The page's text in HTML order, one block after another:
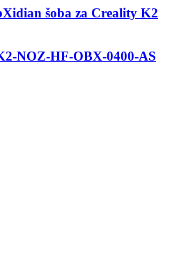
šoba za Creality K2
NOZ-HF-OBX-0400-AS